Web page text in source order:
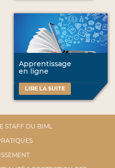
Apprentissage
en ligne
LIRE LA SUITE
STAFF DU BIML